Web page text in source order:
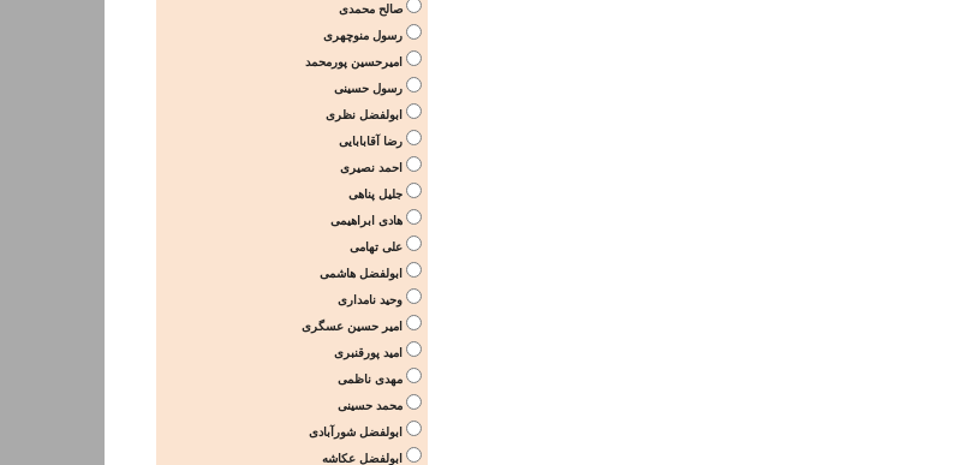
صالح محمدی
رسول منوچهری
امیرحسین پورمحمد
رسول حسینی
ابولفضل نظری
رضا آقابابایی
احمد نصیری
جلیل پناهی
هادی ابراهیمی
علی تهامی
ابولفضل هاشمی
وحید نامداری
امیر حسین عسگری
امید پورقنبری
مهدی ناظمی
محمد حسینی
ابولفضل شورآبادی
ابولفضل عکاشه